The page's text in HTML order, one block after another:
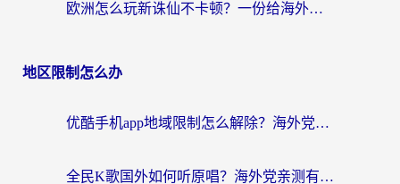
欧洲怎么玩新诛仙不卡顿？一份给海外游子的国服游戏畅玩指南
地区限制怎么办
优酷手机app地域限制怎么解除？海外党亲测有效的追剧方案
全民K歌国外如何听原唱？海外党亲测有效的回国加速器选择指南